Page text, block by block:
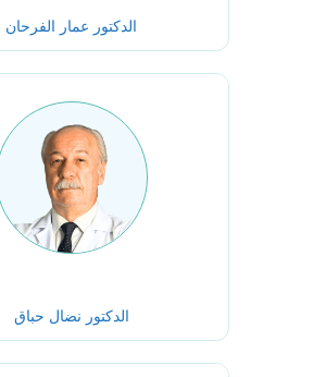
الدكتور عمار الفرحان
الدكتور نضال حباق